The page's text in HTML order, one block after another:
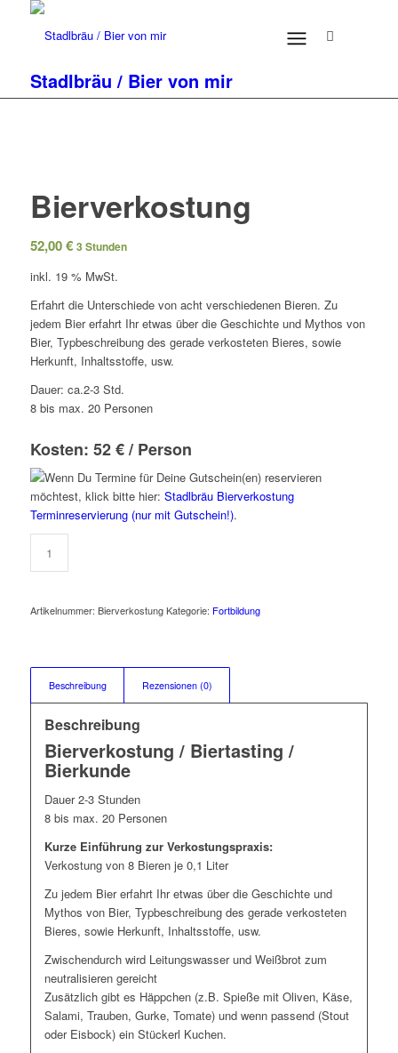
Stadlbräu / Bier von mir
Bierverkostung
52,00€ 3 Stunden
inkl. 19 % MwSt.
Erfahrt die Unterschiede von acht verschiedenen Bieren. Zu
jedem Bier erfahrt Ihr etwas über die Geschichte und Mythos von
Bier, Typbeschreibung des gerade verkosteten Bieres, sowie
Herkunft, Inhaltsstoffe, usw.
Dauer: ca.2-3 Std.
8 bis max. 20 Personen
Kosten: 52 € / Person
Wenn Du Termine für Deine Gutschein(en) reservieren
möchtest, klick bitte hier: Stadlbräu Bierverkostung
Terminreservierung (nur mit Gutschein!).
Artikelnummer: Bierverkostung Kategorie: Fortbildung
Beschreibung Rezensionen (0)
Beschreibung
Bierverkostung / Biertasting /
Bierkunde
Dauer 2-3 Stunden
8 bis max. 20 Personen
Kurze Einführung zur Verkostungspraxis:
Verkostung von 8 Bieren je 0,1 Liter
Zu jedem Bier erfahrt Ihr etwas über die Geschichte und
Mythos von Bier, Typbeschreibung des gerade verkosteten
Bieres, sowie Herkunft, Inhaltsstoffe, usw.
Zwischendurch wird Leitungswasser und Weißbrot zum
neutralisieren gereicht
Zusätzlich gibt es Häppchen (z.B. Spieße mit Oliven, Käse,
Salami, Trauben, Gurke, Tomate) und wenn passend (Stout
oder Eisbock) ein Stückerl Kuchen.